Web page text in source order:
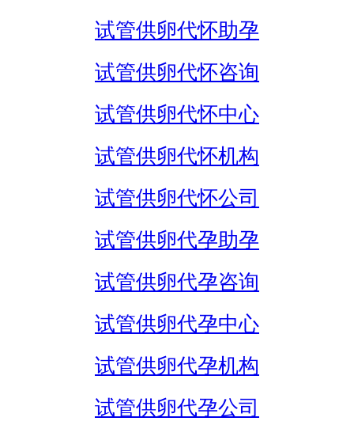
试管供卵代怀助孕
试管供卵代怀咨询
试管供卵代怀中心
试管供卵代怀机构
试管供卵代怀公司
试管供卵代孕助孕
试管供卵代孕咨询
试管供卵代孕中心
试管供卵代孕机构
试管供卵代孕公司